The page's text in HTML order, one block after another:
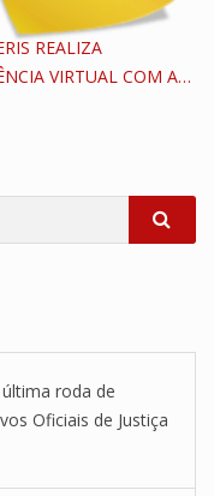
REALIZA
VIRTUAL COM A…
roda de
Oficiais de Justiça